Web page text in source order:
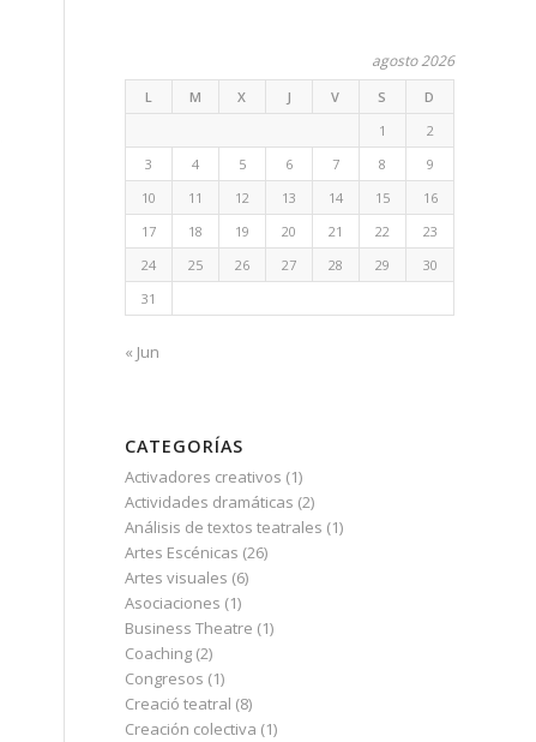
agosto 2026
L M X J V S
D
1
2
3
4 5 6 7 8
9
10
11 12 13 14 15
16
17
18 19 20 21 22
23
24
25 26 27 28 29
30
31
« Jun
CATEGORÍAS
Activadores creativos (1)
Actividades dramáticas (2)
Análisis de textos teatrales (1)
Artes Escénicas (26)
Artes visuales (6)
Asociaciones (1)
Business Theatre (1)
Coaching (2)
Congresos (1)
Creació teatral (8)
Creación colectiva (1)